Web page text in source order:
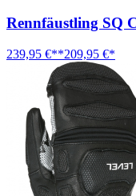
Rennfäustling SQ
239,95 €**209,95 €*